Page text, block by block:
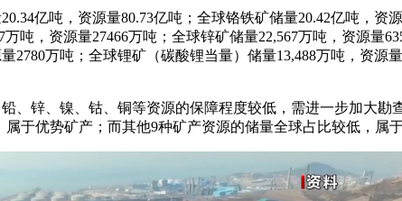
亿吨，资源量80.73亿吨；全球铬铁矿储量20.42亿吨，资
吨，资源量27466万吨；全球锌矿储量22,567万吨，资源量
万吨；全球锂矿（碳酸锂当量）储量13,488万吨，资源
、锌、镍、钴、铜等资源的保障程度较低，需进一步加大勘
于优势矿产；而其他9种矿产资源的储量全球占比较低，属于